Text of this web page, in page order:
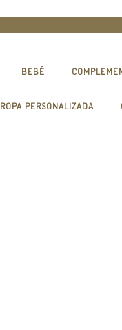
BEBÉ
ROPA PERSONALIZADA